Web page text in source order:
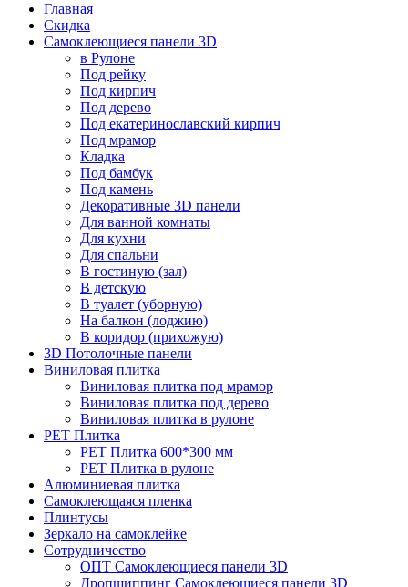
Главная
Скидка
Самоклеющиеся панели 3D
в Рулоне
Под рейку
Под кирпич
Под дерево
Под екатеринославский кирпич
Под мрамор
Кладка
Под бамбук
Под камень
Декоративные 3D панели
Для ванной комнаты
Для кухни
Для спальни
В гостиную (зал)
В детскую
В туалет (уборную)
На балкон (лоджию)
В коридор (прихожую)
3D Потолочные панели
Виниловая плитка
Виниловая плитка под мрамор
Виниловая плитка под дерево
Виниловая плитка в рулоне
PET Плитка
PET Плитка 600*300 мм
PET Плитка в рулоне
Алюминиевая плитка
Самоклеющаяся пленка
Плинтусы
Зеркало на самоклейке
Сотрудничество
ОПТ Самоклеющиеся панели 3D
Дропшиппинг Самоклеющиеся панели 3D